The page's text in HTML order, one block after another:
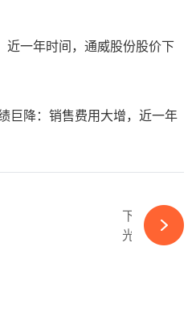
近一年时间，通威股份股价下
巨降：销售费用大增，近一年
下一篇
光伏企业齐聚安徽！解锁2024光伏产业大会最新最全参会指南-必赢体育app官方平台